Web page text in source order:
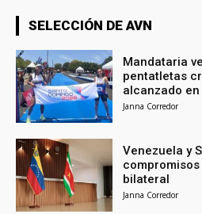
SELECCIÓN DE AVN
Mandataria
pentatletas
alcanzado en
Janna Corredor
Venezuela y
bilateral
Janna Corredor